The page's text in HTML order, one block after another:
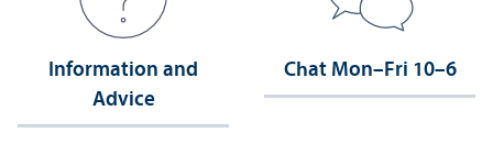
Information and
Advice
Chat Mon–Fri 10–6